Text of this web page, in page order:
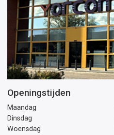
Openingstijden
Maandag
Dinsdag
Woensdag